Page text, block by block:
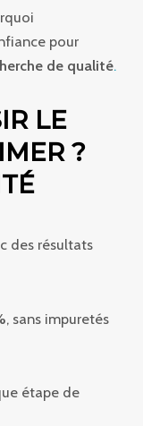
pour
de qualité.
LE
?
des résultats
, sans impuretés
étape de